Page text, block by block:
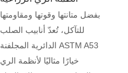
بفضل متانتها وقوتها ومقاومتها
للتآكل، تُعدّ أنابيب الصلب
الدائرية المجلفنة ASTM A53
خيارًا مثاليًا لأنظمة الري